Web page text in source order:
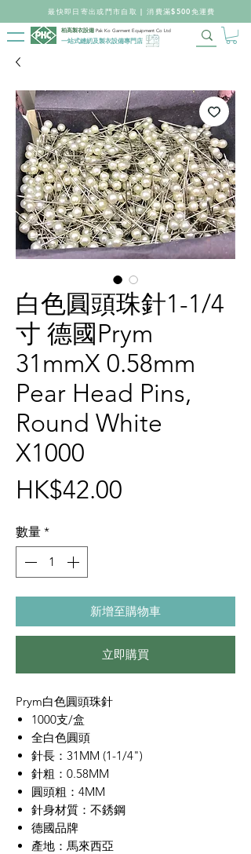
最快即日寄出或門市自取 | 消費滿$500免運費
柏高製衣設備 Pak Ko Garment Equipment Co Ltd
一站式縫紉及製衣設備專門店
白色圓頭珠針1-1/4
寸 德國Prym
31mmX 0.58mm
Pear Head Pins,
Round White
X1000
HK$42.00
數量 *
新增至購物車
立即購買
Prym白色圓頭珠針
1000支/盒
全白色圓頭
針長：31MM (1-1/4")
針粗：0.58MM
圓頭粗：4MM
針身材質：不銹鋼
德國品牌
產地：馬來西亞